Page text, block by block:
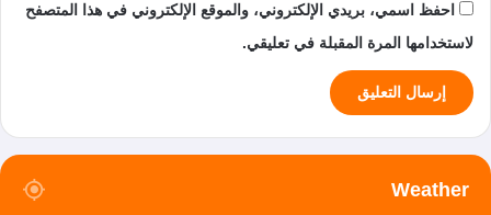
احفظ اسمي، بريدي الإلكتروني، والموقع الإلكتروني في هذا المتصفح
لاستخدامها المرة المقبلة في تعليقي.
Weather